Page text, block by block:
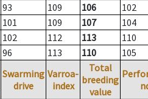
93 109 106
102
101 109 107
104
102 112 113
110
96 113 110 105
Swarming
drive
Varroa-
index
Total
breeding
value